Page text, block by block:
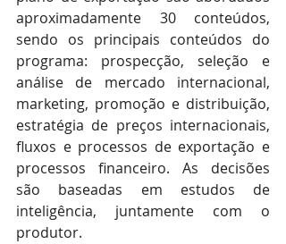
aproximadamente 30 conteúdos,
sendo os principais conteúdos do
programa: prospecção, seleção e
análise de mercado internacional,
marketing, promoção e distribuição,
estratégia de preços internacionais,
fluxos e processos de exportação e
processos financeiro. As decisões
são baseadas em estudos de
inteligência, juntamente com o
produtor.